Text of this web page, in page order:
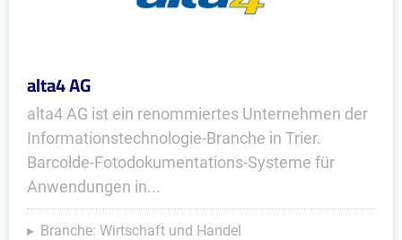
alta4 AG
alta4 AG ist ein renommiertes Unternehmen der
Informationstechnologie-Branche in Trier.
Barcolde-Fotodokumentations-Systeme für
Anwendungen in...
Branche: Wirtschaft und Handel